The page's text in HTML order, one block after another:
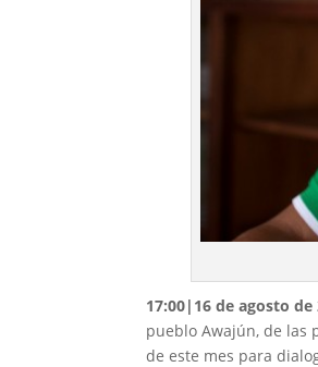
17:00|16 de agosto de
pueblo Awajún, de las
de este mes para